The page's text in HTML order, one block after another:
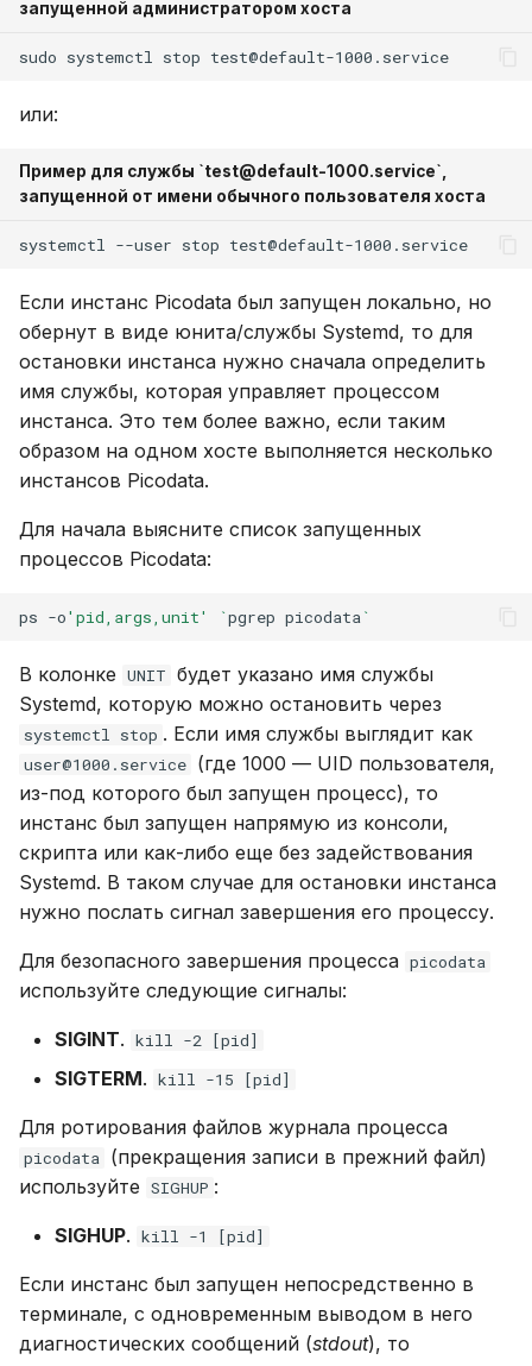
запущенной администратором хоста
sudo systemctl stop
или:
Пример для службы `test@default-1000.service`,
запущенной от имени обычного пользователя хоста
systemctl --user stop
Если инстанс Picodata был запущен локально, но
обернут в виде юнита/службы Systemd, то для
остановки инстанса нужно сначала определить
имя службы, которая управляет процессом
инстанса. Это тем более важно, если таким
образом на одном хосте выполняется несколько
инстансов Picodata.
Для начала выясните список запущенных
процессов Picodata:
ps -o'pid,args,unit' `pgrep picodata `
В колонке UNIT будет указано имя службы
Systemd, которую можно остановить через
systemctl stop . Если имя службы выглядит как
user@1000.service (где 1000 — UID пользователя,
из-под которого был запущен процесс), то
инстанс был запущен напрямую из консоли,
скрипта или как-либо еще без задействования
Systemd. В таком случае для остановки инстанса
нужно послать сигнал завершения его процессу.
Для безопасного завершения процесса picodata
используйте следующие сигналы:
SIGINT. kill -2 [pid]
SIGTERM. kill -15 [pid]
Для ротирования файлов журнала процесса
picodata (прекращения записи в прежний файл)
используйте SIGHUP :
SIGHUP. kill -1 [pid]
Если инстанс был запущен непосредственно в
терминале, с одновременным выводом в него
диагностических сообщений (stdout), то